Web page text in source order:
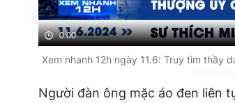
0:00
Xem nhanh 12h ngày 11.6: Truy tìm thầy
Người đàn ông mặc áo đen liên